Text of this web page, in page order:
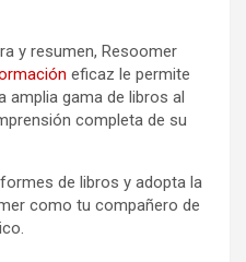
y resumen, Resoomer
eficaz le permite
amplia gama de libros al
completa de su
de libros y adopta la
como tu compañero de